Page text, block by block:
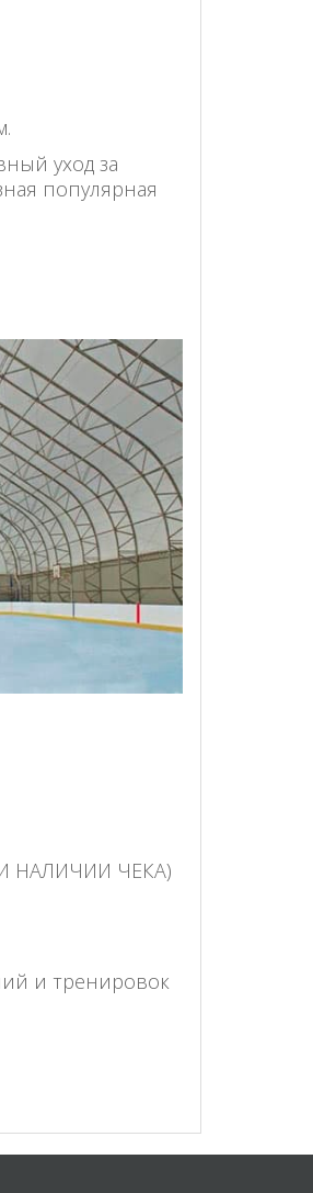
уход за
популярная
НАЛИЧИИ ЧЕКА)
и тренировок